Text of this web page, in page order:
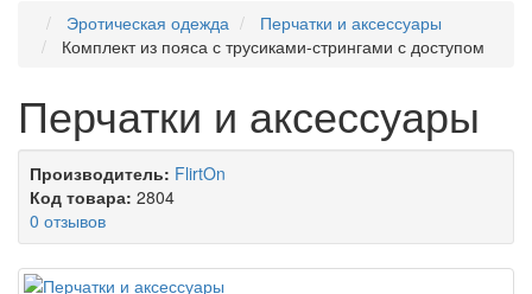
Эротическая одежда
Перчатки и аксессуары
Комплект из пояса с трусиками-стрингами с доступом
Перчатки и аксессуары
Производитель: FlirtOn
Код товара: 2804
0 отзывов